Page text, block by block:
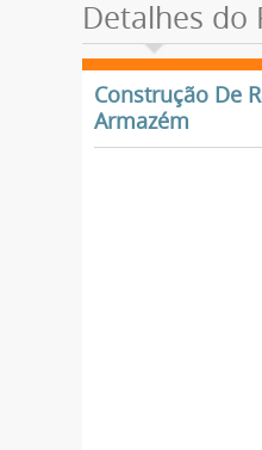
Detalhes do
Construção De
Armazém